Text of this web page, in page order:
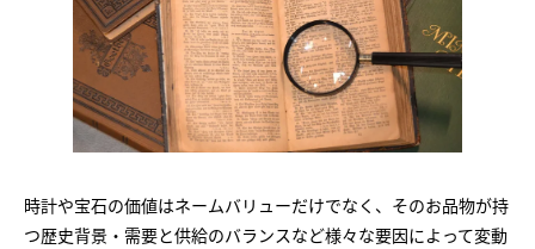
時計や宝石の価値はネームバリューだけでなく、そのお品物が持
つ歴史背景・需要と供給のバランスなど様々な要因によって変動